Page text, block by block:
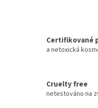
Certifikované
a netoxická
Cruelty free
netestováno na